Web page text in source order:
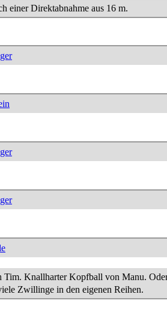
einer Direktabnahme aus 16 m.
Tim. Knallharter Kopfball von Manu.
Zwillinge in den eigenen Reihen.